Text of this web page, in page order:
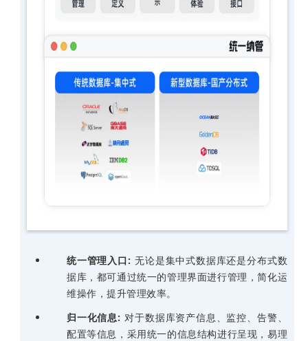
统一管理入口:无论是集中式数据库还是分布式数
据库，都可通过统一的管理界面进行管理，简化运
维操作，提升管理效率。
归一化信息:对于数据库资产信息、监控、告警、
配置等信息，采用统一的信息结构进行呈现，易理